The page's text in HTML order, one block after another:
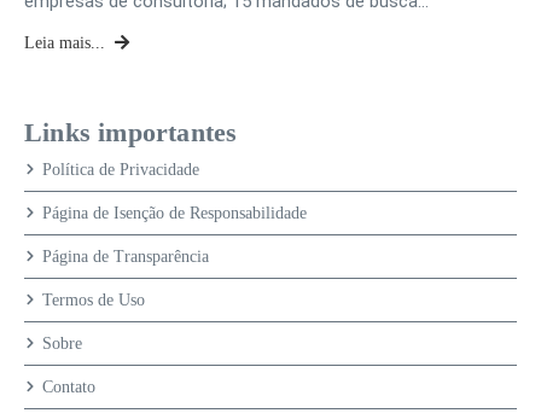
Leia mais...
Links importantes
Política de Privacidade
Página de Isenção de Responsabilidade
Página de Transparência
Termos de Uso
Sobre
Contato